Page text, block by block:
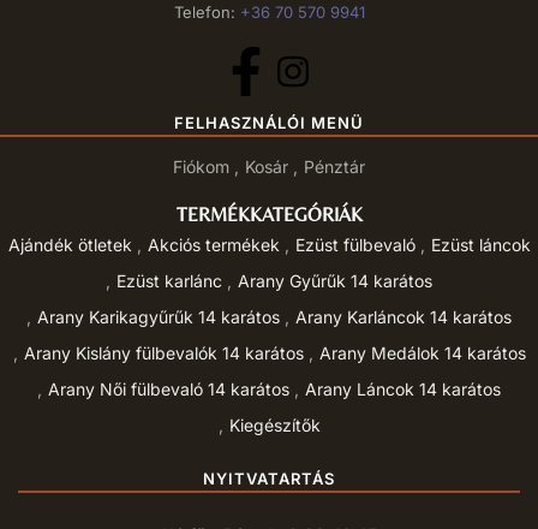
Telefon: +36 70 570 9941
FELHASZNÁLÓI MENÜ
Fiókom Kosár Pénztár
TERMÉKKATEGÓRIÁK
Ajándék ötletek Akciós termékek Ezüst fülbevaló
Ezüst láncok
Ezüst karlánc
Arany Gyűrűk 14 karátos
Arany Karikagyűrűk 14 karátos
Arany Karláncok 14 karátos
Arany Kislány fülbevalók 14 karátos
Arany Medálok 14 karátos
Arany Női fülbevaló 14 karátos
Arany Láncok 14 karátos
Kiegészítők
NYITVATARTÁS